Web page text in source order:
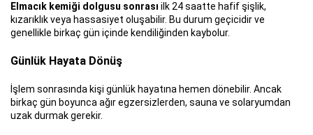
Elmacık kemiği dolgusu sonrası ilk 24 saatte hafif şişlik,
kızarıklık veya hassasiyet oluşabilir. Bu durum geçicidir ve
genellikle birkaç gün içinde kendiliğinden kaybolur.
Günlük Hayata Dönüş
İşlem sonrasında kişi günlük hayatına hemen dönebilir. Ancak
birkaç gün boyunca ağır egzersizlerden, sauna ve solaryumdan
uzak durmak gerekir.